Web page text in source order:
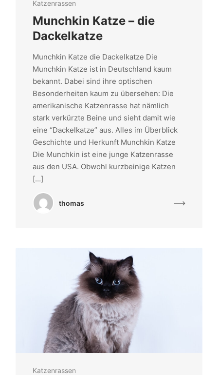
Katzenrassen
Munchkin Katze – die
Dackelkatze
Munchkin Katze die Dackelkatze Die
Munchkin Katze ist in Deutschland kaum
bekannt. Dabei sind ihre optischen
Besonderheiten kaum zu übersehen: Die
amerikanische Katzenrasse hat nämlich
stark verkürzte Beine und sieht damit wie
eine “Dackelkatze” aus. Alles im Überblick
Geschichte und Herkunft Munchkin Katze
Die Munchkin ist eine junge Katzenrasse
aus den USA. Obwohl kurzbeinige Katzen
[…]
thomas
Katzenrassen